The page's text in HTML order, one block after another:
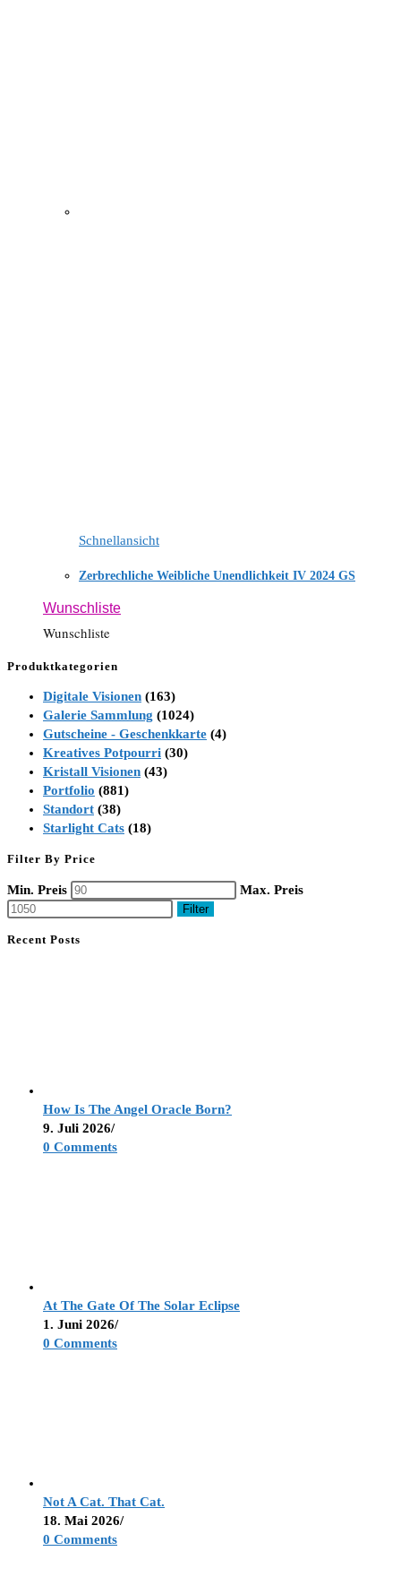
Schnellansicht
Zerbrechliche Weibliche Unendlichkeit IV 2024 GS
Wunschliste
Wunschliste
Produktkategorien
Digitale Visionen (163)
Galerie Sammlung (1024)
Gutscheine - Geschenkkarte (4)
Kreatives Potpourri (30)
Kristall Visionen (43)
Portfolio (881)
Standort (38)
Starlight Cats (18)
Filter By Price
Min. Preis Max. Preis
Filter
Recent Posts
How Is The Angel Oracle Born?
9. Juli 2026/
0 Comments
At The Gate Of The Solar Eclipse
1. Juni 2026/
0 Comments
Not A Cat. That Cat.
18. Mai 2026/
0 Comments